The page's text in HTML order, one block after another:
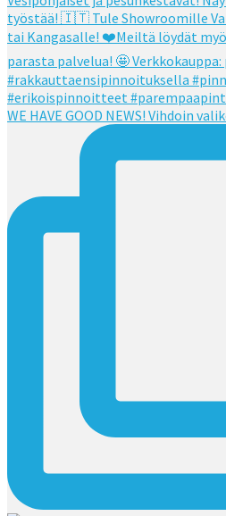
WE HAVE GOOD NEWS! Vihdoin